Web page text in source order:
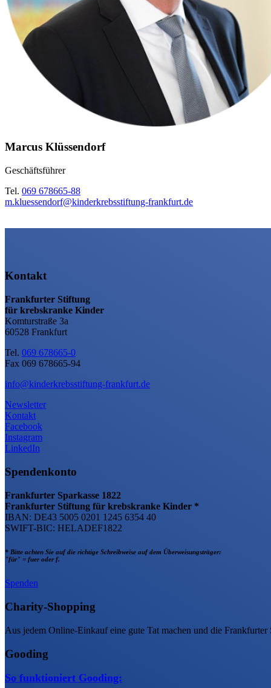
Marcus Klüssendorf
Geschäftsführer
Tel. 069 678665-88
m.kluessendorf@kinderkrebsstiftung-frankfurt.de
Kontakt
Frankfurter Stiftung
für krebskranke Kinder
Komturstraße 3a
60528 Frankfurt
Tel. 069 678665-0
Fax 069 678665-94
info@kinderkrebsstiftung-frankfurt.de
Newsletter
Kontakt
Facebook
Instagram
LinkedIn
Spendenkonto
Frankfurter Sparkasse 1822
Frankfurter Stiftung für krebskranke Kinder *
IBAN: DE43 5005 0201 1245 6354 40
SWIFT-BIC: HELADEF1822
* Bitte achten Sie auf die richtige Schreibweise auf dem Überweisungsträger:
"für" = fuer oder f.
Spenden
Charity-Shopping
Aus jedem Online-Einkauf eine gute Tat machen und die
Gooding
So funktioniert Gooding: